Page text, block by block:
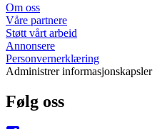
Om oss
Våre partnere
Støtt vårt arbeid
Annonsere
Personvernerklæring
Administrer informasjonskapsler
Følg oss